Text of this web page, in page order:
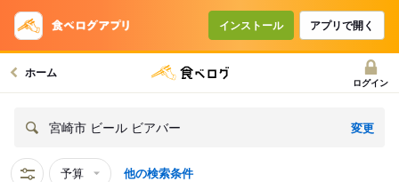
インストール アプリで開く
ホーム
ログイン
宮崎市 ビール ビアバー 変更
予算 他の検索条件